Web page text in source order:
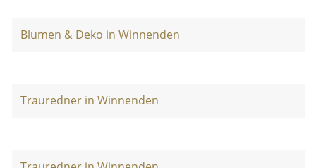
Blumen & Deko in Winnenden
Trauredner in Winnenden